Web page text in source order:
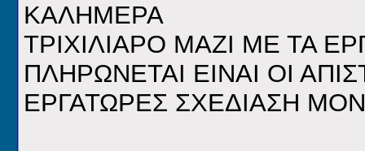
ΚΑΛΗΜΕΡΑ
ΤΡΙΧΙΛΙΑΡΟ ΜΑΖΙ ΜΕ ΤΑ
ΠΛΗΡΩΝΕΤΑΙ ΕΙΝΑΙ ΟΙ
ΕΡΓΑΤΩΡΕΣ ΣΧΕΔΙΑΣΗ